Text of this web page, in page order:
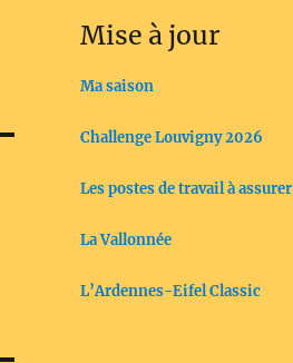
Mise à jour
Ma saison
Challenge Louvigny 2026
Les postes de travail à assurer
La Vallonnée
L’Ardennes-Eifel Classic